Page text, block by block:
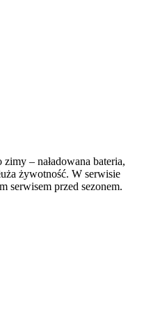
– naładowana bateria,
żywotność. W serwisie
serwisem przed sezonem.